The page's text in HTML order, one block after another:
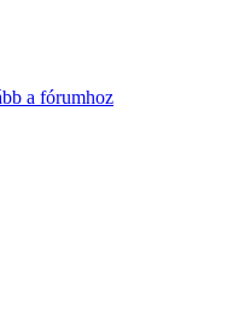
a fórumhoz